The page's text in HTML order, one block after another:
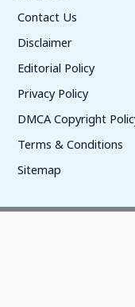
Contact Us
Disclaimer
Editorial Policy
Privacy Policy
DMCA Copyright
Terms & Conditions
Sitemap